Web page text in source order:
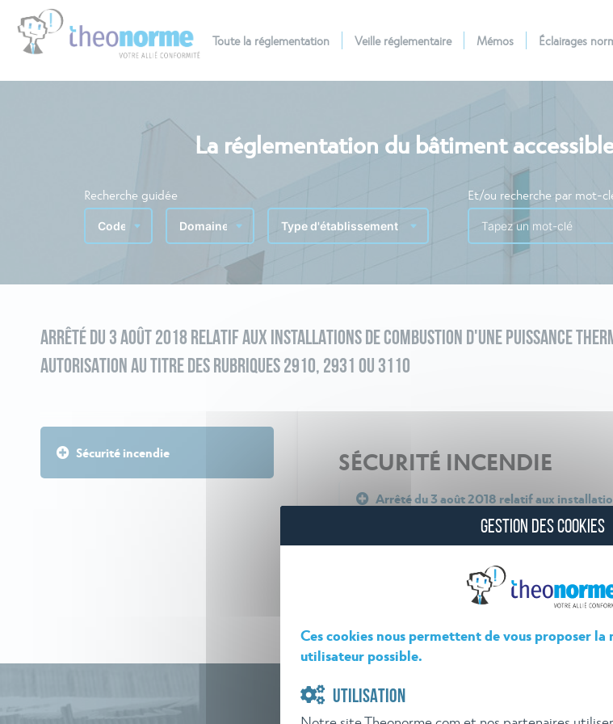
Toute la réglementation Veille réglementaire Mémos Éclairages
La réglementation du bâtiment
Recherche guidée Et/ou recherche par mot-
ARRÊTÉ DU 3 AOÛT 2018 RELATIF AUX INSTALLATIONS DE COMBUSTION D'UNE PUISSANCE
AUTORISATION AU TITRE DES RUBRIQUES 2910, 2931 OU 3110
Sécurité incendie SÉCURITÉ INCENDIE
Arrêté du 3 août 2018 relatif aux
à 50 MW soumises à autorisation au titre
GESTION DES COOKIES
Ces cookies nous permettent de vous proposer
utilisateur possible.
UTILISATION